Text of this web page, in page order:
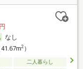
なし
2）
二人暮らし